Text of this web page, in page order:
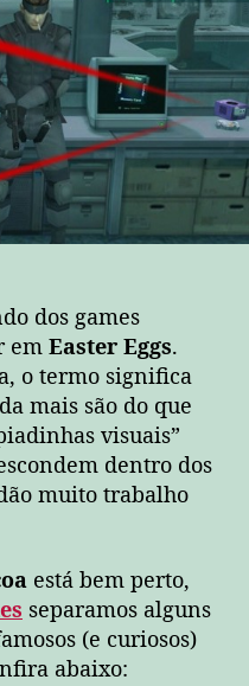
curiosos
“Easter
Eggs”
do
mundo
dos
games!
dos games
em Easter Eggs.
o termo significa
mais são do que
visuais”
dentro dos
muito trabalho
está bem perto,
separamos alguns
(e curiosos)
abaixo: